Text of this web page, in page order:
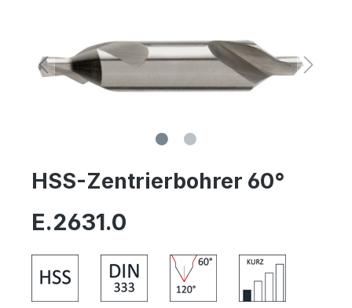
HSS-Zentrierbohrer 60°
E.2631.0